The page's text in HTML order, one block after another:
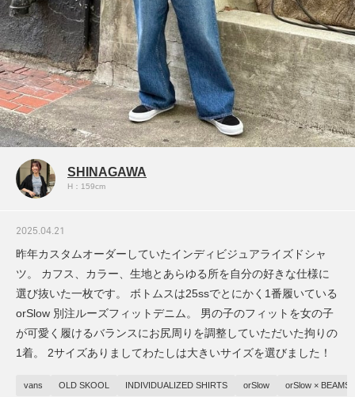
SHINAGAWA
H：159cm
2025.04.21
昨年カスタムオーダーしていたインディビジュアライズドシャ
ツ。 カフス、カラー、生地とあらゆる所を自分の好きな仕様に
選び抜いた一枚です。 ボトムスは25ssでとにかく1番履いている
orSlow 別注ルーズフィットデニム。 男の子のフィットを女の子
が可愛く履けるバランスにお尻周りを調整していただいた拘りの
1着。 2サイズありましてわたしは大きいサイズを選びました！
vans OLD SKOOL INDIVIDUALIZED SHIRTS orSlow orSlow × BEAMS